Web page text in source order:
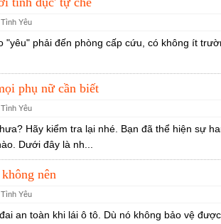
Tình Yêu
"yêu" phải đến phòng cấp cứu, có không ít
phụ nữ cần biết
Tình Yêu
Hãy kiểm tra lại nhé. Bạn đã thể hiện sự
Dưới đây là nh...
nên
Tình Yêu
an toàn khi lái ô tô. Dù nó không bảo vệ